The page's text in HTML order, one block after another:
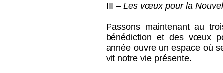
III – Les vœux pour la
Passons maintenant au
bénédiction et des vœux
année ouvre un espace où
vit notre vie présente.